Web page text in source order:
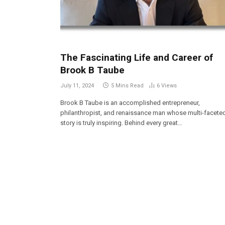
The Fascinating Life and Career of
Brook B Taube
July 11, 2024 5 Mins Read 6 Views
Brook B Taube is an accomplished entrepreneur,
philanthropist, and renaissance man whose multi-
story is truly inspiring. Behind every great…